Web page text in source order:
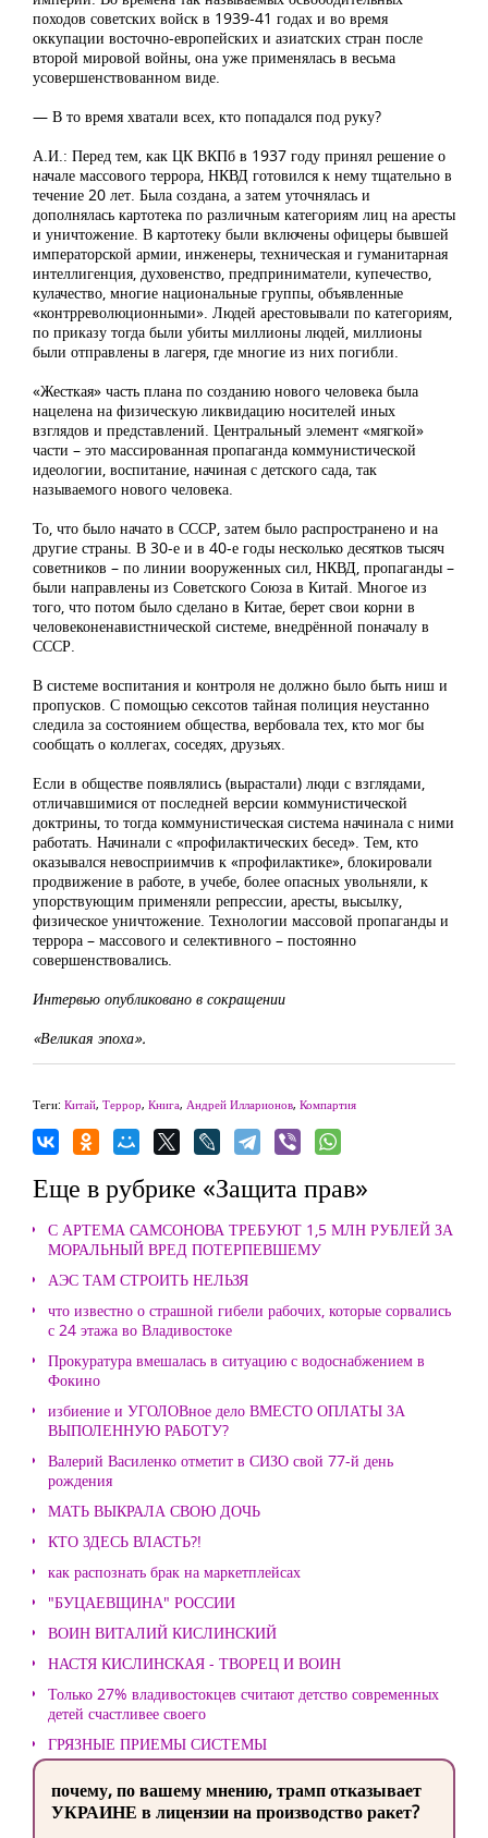
походов советских войск в 1939-41 годах и во время
оккупации восточно-европейских и азиатских стран после
второй мировой войны, она уже применялась в весьма
усовершенствованном виде.
— В то время хватали всех, кто попадался под руку?
А.И.: Перед тем, как ЦК ВКПб в 1937 году принял решение о
начале массового террора, НКВД готовился к нему тщательно в
течение 20 лет. Была создана, а затем уточнялась и
дополнялась картотека по различным категориям лиц на аресты
и уничтожение. В картотеку были включены офицеры бывшей
императорской армии, инженеры, техническая и гуманитарная
интеллигенция, духовенство, предприниматели, купечество,
кулачество, многие национальные группы, объявленные
«контрреволюционными». Людей арестовывали по категориям,
по приказу тогда были убиты миллионы людей, миллионы
были отправлены в лагеря, где многие из них погибли.
«Жесткая» часть плана по созданию нового человека была
нацелена на физическую ликвидацию носителей иных
взглядов и представлений. Центральный элемент «мягкой»
части – это массированная пропаганда коммунистической
идеологии, воспитание, начиная с детского сада, так
называемого нового человека.
То, что было начато в СССР, затем было распространено и на
другие страны. В 30-е и в 40-е годы несколько десятков тысяч
советников – по линии вооруженных сил, НКВД, пропаганды –
были направлены из Советского Союза в Китай. Многое из
того, что потом было сделано в Китае, берет свои корни в
человеконенавистнической системе, внедрённой поначалу в
СССР.
В системе воспитания и контроля не должно было быть ниш и
пропусков. С помощью сексотов тайная полиция неустанно
следила за состоянием общества, вербовала тех, кто мог бы
сообщать о коллегах, соседях, друзьях.
Если в обществе появлялись (вырастали) люди с взглядами,
отличавшимися от последней версии коммунистической
доктрины, то тогда коммунистическая система начинала с ними
работать. Начинали с «профилактических бесед». Тем, кто
оказывался невосприимчив к «профилактике», блокировали
продвижение в работе, в учебе, более опасных увольняли, к
упорствующим применяли репрессии, аресты, высылку,
физическое уничтожение. Технологии массовой пропаганды и
террора – массового и селективного – постоянно
совершенствовались.
Интервью опубликовано в сокращении
«Великая эпоха».
Теги: Китай, Террор, Книга, Андрей Илларионов, Компартия
Еще в рубрике «Защита прав»
С АРТЕМА САМСОНОВА ТРЕБУЮТ 1,5 МЛН РУБЛЕЙ ЗА
МОРАЛЬНЫЙ ВРЕД ПОТЕРПЕВШЕМУ
АЭС ТАМ СТРОИТЬ НЕЛЬЗЯ
что известно о страшной гибели рабочих, которые сорвались
с 24 этажа во Владивостоке
Прокуратура вмешалась в ситуацию с водоснабжением в
Фокино
избиение и УГОЛОВное дело ВМЕСТО ОПЛАТЫ ЗА
ВЫПОЛЕННУЮ РАБОТУ?
Валерий Василенко отметит в СИЗО свой 77-й день
рождения
МАТЬ ВЫКРАЛА СВОЮ ДОЧЬ
КТО ЗДЕСЬ ВЛАСТЬ?!
как распознать брак на маркетплейсах
"БУЦАЕВЩИНА" РОССИИ
ВОИН ВИТАЛИЙ КИСЛИНСКИЙ
НАСТЯ КИСЛИНСКАЯ - ТВОРЕЦ И ВОИН
Только 27% владивостокцев считают детство современных
детей счастливее своего
ГРЯЗНЫЕ ПРИЕМЫ СИСТЕМЫ
почему, по вашему мнению, трамп отказывает
УКРАИНЕ в лицензии на производство ракет?